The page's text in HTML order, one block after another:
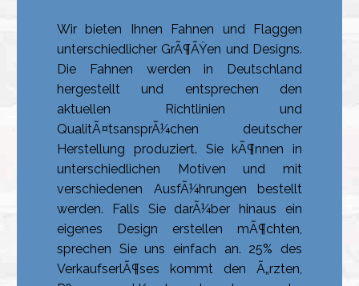
Wir bieten Ihnen Fahnen und Flaggen
unterschiedlicher GrÃ¶ÃŸen und Designs.
Die Fahnen werden in Deutschland
hergestellt und entsprechen den
aktuellen Richtlinien und
QualitÃ¤tsansprÃ¼chen deutscher
Herstellung produziert. Sie kÃ¶nnen in
unterschiedlichen Motiven und mit
verschiedenen AusfÃ¼hrungen bestellt
werden. Falls Sie darÃ¼ber hinaus ein
eigenes Design erstellen mÃ¶chten,
sprechen Sie uns einfach an. 25% des
VerkaufserlÃ¶ses kommt den Ã„rzten,